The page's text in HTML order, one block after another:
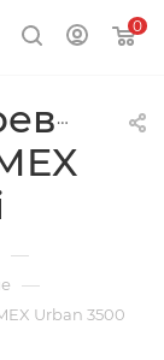
0
—
—
Urban 3500